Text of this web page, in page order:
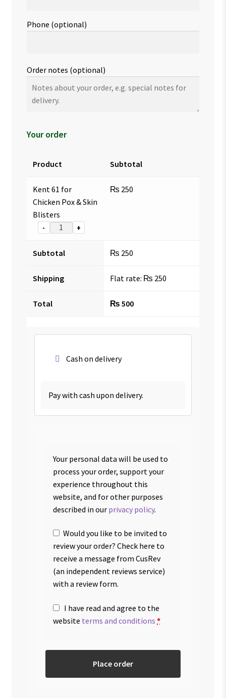
Phone (optional)
Order notes (optional)
Your order
Product Subtotal
Kent 61 for
Chicken Pox & Skin
Blisters
- +
₨ 250
Subtotal ₨ 250
Shipping Flat rate: ₨ 250
Total ₨ 500
Cash on delivery
Pay with cash upon delivery.
Your personal data will be used to
process your order, support your
experience throughout this
website, and for other purposes
described in our privacy policy.
Would you like to be invited to
review your order? Check here to
receive a message from CusRev
(an independent reviews service)
with a review form.
I have read and agree to the
website terms and conditions *
Place order